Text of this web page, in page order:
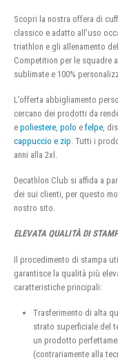
Scopri la nostra offera di
classico e adatto all’uso
triathlon e gli allenamento
Competition per le squadre
sublimate e 100%
L’offerta abbigliamento
cercano dei prodotti da
e poliestere polo e felpe ,
cappuccio e zip . Tutti i
anni alla 2xl.
Decathlon Club si affida a
dei sui clienti, per questo
nostro sito.
ELEVATA QUALITÀ DI
Il procedimento di stampa
garantisce la qualità più
caratteristiche principali:
Trasferimento di alta
strato superficiale del
un prodotto
(contrariamente alla